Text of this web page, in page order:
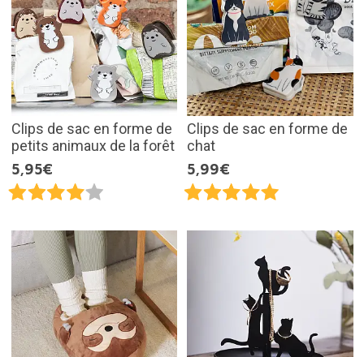
Clips de sac en forme de
petits animaux de la forêt
5,95€
Clips de sac en forme de
chat
5,99€